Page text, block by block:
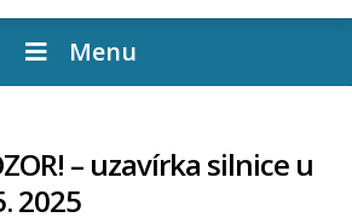
Menu
– uzavírka silnice u
2025